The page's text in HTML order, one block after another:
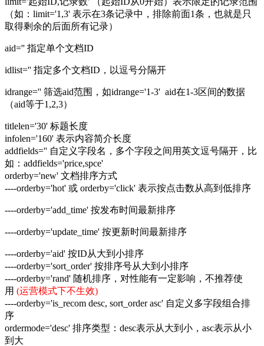
（如：limit='1,3' 表示在3条记录中，排除前面1条，也就是只
取得剩余的后面所有记录）
aid='' 指定单个文档ID
idlist='' 指定多个文档ID，以逗号分隔开
idrange='' 筛选aid范围，如idrange='1-3' aid在1-3区间的数据
（aid等于1,2,3）
titlelen='30' 标题长度
infolen='160' 表示内容简介长度
addfields='' 自定义字段名，多个字段之间用英文逗号隔开，比
如：addfields='price,spce'
orderby='new' 文档排序方式
----orderby='hot' 或 orderby='click' 表示按点击数从高到低排序
----orderby='add_time' 按发布时间最新排序
----orderby='update_time' 按更新时间最新排序
----orderby='aid' 按ID从大到小排序
----orderby='sort_order' 按排序号从大到小排序
----orderby='rand' 随机排序，对性能有一定影响，不推荐使
用 (运营模式下不生效)
----orderby='is_recom desc, sort_order asc' 自定义多字段组合排
序
ordermode='desc' 排序类型：desc表示从大到小，asc表示从小
到大